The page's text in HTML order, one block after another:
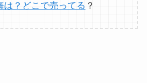
は？どこで売ってる ？